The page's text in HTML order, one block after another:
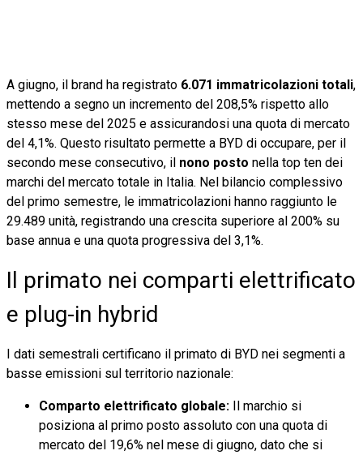
A giugno, il brand ha registrato 6.071 immatricolazioni totali,
mettendo a segno un incremento del 208,5% rispetto allo
stesso mese del 2025 e assicurandosi una quota di mercato
del 4,1%. Questo risultato permette a BYD di occupare, per il
secondo mese consecutivo, il nono posto nella top ten dei
marchi del mercato totale in Italia. Nel bilancio complessivo
del primo semestre, le immatricolazioni hanno raggiunto le
29.489 unità, registrando una crescita superiore al 200% su
base annua e una quota progressiva del 3,1%.
Il primato nei comparti elettrificato
e plug-in hybrid
I dati semestrali certificano il primato di BYD nei segmenti a
basse emissioni sul territorio nazionale:
Comparto elettrificato globale: Il marchio si
posiziona al primo posto assoluto con una quota di
mercato del 19,6% nel mese di giugno, dato che si